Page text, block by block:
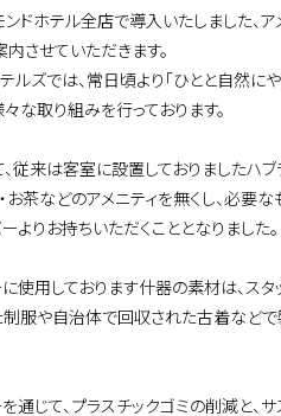
ドホテル全店で導入いたしました、ア
させていただきます。
ルズでは、常日頃より「ひとと自然にや
な取り組みを行っております。
従来は客室に設置しておりましたハブ
お茶などのアメニティを無くし、必要
よりお持ちいただくこととなりました。
使用しております什器の素材は、スタ
制服や自治体で回収された古着など
通じて、プラスチックゴミの削減と、